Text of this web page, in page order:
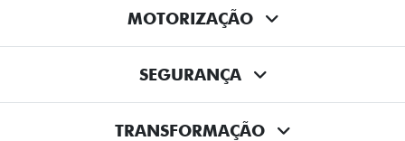
MOTORIZAÇÃO
SEGURANÇA
TRANSFORMAÇÃO